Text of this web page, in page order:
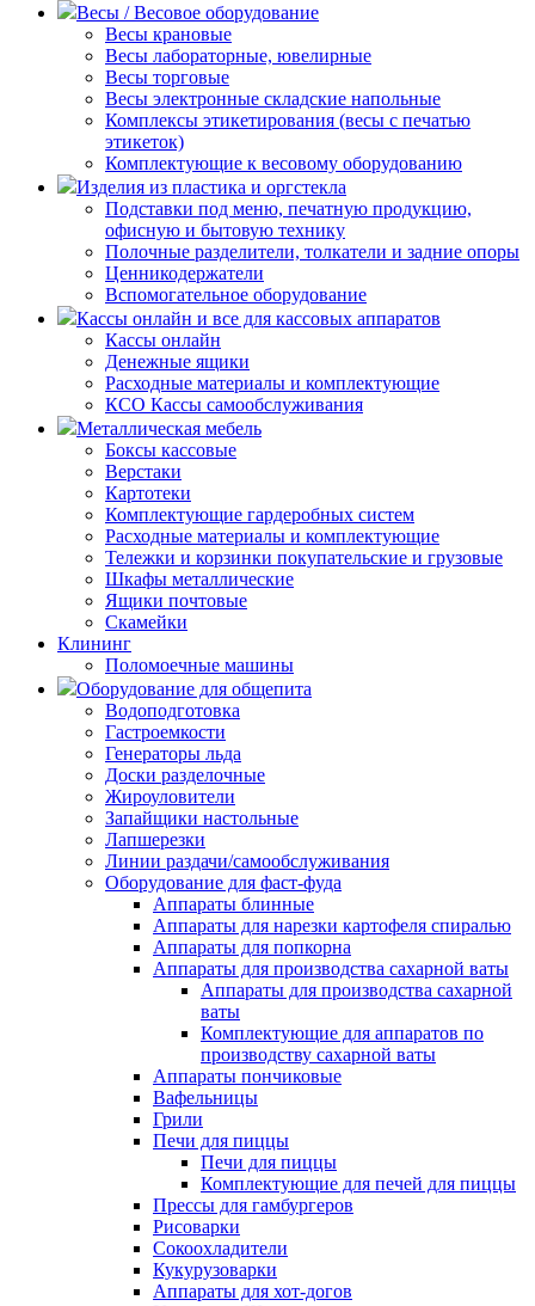
Весы / Весовое оборудование
Весы крановые
Весы лабораторные, ювелирные
Весы торговые
Весы электронные складские напольные
Комплексы этикетирования (весы с печатью
этикеток)
Комплектующие к весовому оборудованию
Изделия из пластика и оргстекла
Подставки под меню, печатную продукцию,
офисную и бытовую технику
Полочные разделители, толкатели и задние опоры
Ценникодержатели
Вспомогательное оборудование
Кассы онлайн и все для кассовых аппаратов
Кассы онлайн
Денежные ящики
Расходные материалы и комплектующие
КСО Кассы самообслуживания
Металлическая мебель
Боксы кассовые
Верстаки
Картотеки
Комплектующие гардеробных систем
Расходные материалы и комплектующие
Тележки и корзинки покупательские и грузовые
Шкафы металлические
Ящики почтовые
Скамейки
Клининг
Поломоечные машины
Оборудование для общепита
Водоподготовка
Гастроемкости
Генераторы льда
Доски разделочные
Жироуловители
Запайщики настольные
Лапшерезки
Линии раздачи/самообслуживания
Оборудование для фаст-фуда
Аппараты блинные
Аппараты для нарезки картофеля спиралью
Аппараты для попкорна
Аппараты для производства сахарной ваты
Аппараты для производства сахарной
ваты
Комплектующие для аппаратов по
производству сахарной ваты
Аппараты пончиковые
Вафельницы
Грили
Печи для пиццы
Печи для пиццы
Комплектующие для печей для пиццы
Прессы для гамбургеров
Рисоварки
Сокоохладители
Кукурузоварки
Аппараты для хот-догов